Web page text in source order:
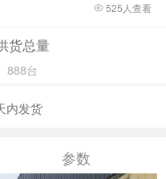
525 人查看
货总量
888台
内发货
参数